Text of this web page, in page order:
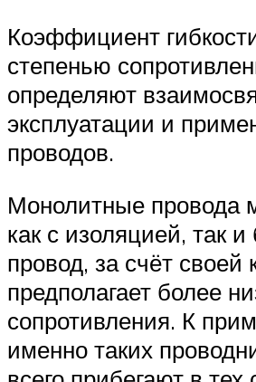
Коэффициент
степенью
определяют
эксплуатации и
проводов.
Монолитные провода
как с изоляцией, так и
провод, за счёт своей
предполагает более
сопротивления. К
именно таких